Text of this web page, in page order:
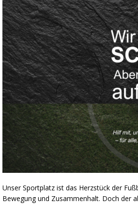
Unser Sportplatz ist das Herzstück der
Bewegung und Zusammenhalt. Doch der